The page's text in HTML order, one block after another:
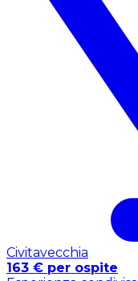
Civitavecchia
163 € per ospite